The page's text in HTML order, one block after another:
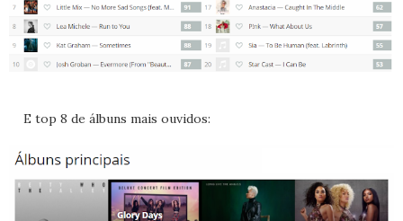
E top 8 de álbuns mais ouvidos: